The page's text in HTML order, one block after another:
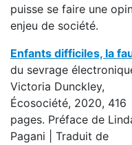
puisse se faire une
enjeu de société.
Enfants difficiles, la
du sevrage
Victoria Dunckley,
Écosociété, 2020, 416
pages. Préface de
Pagani | Traduit de